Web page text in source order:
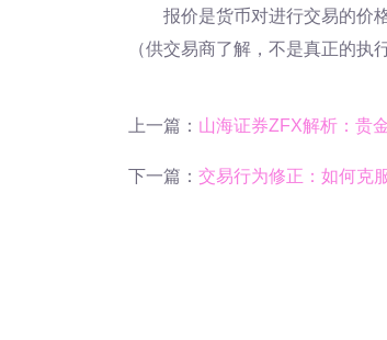
报价是货币对进行交易的价
（供交易商了解，不是真正的执
上一篇： 山海证券ZFX解析：贵
下一篇： 交易行为修正：如何克